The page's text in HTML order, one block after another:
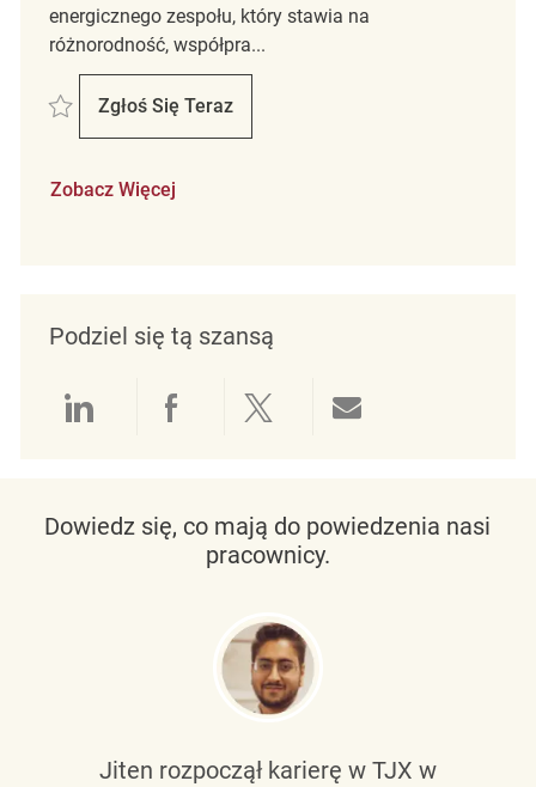
energicznego zespołu, który stawia na
różnorodność, współpra...
Zapisać Now Hiring Part-Time Associate R2324095
Zgłoś Się Teraz
Now Hiring Part-Time Associate
Zobacz Więcej
Podziel się tą szansą
Udostępnianie przez LinkedIn
Udostępnianie przez
Udostępnij przez
Dowiedz się, co mają do powiedzenia nasi
pracownicy.
Jiten rozpoczął karierę w TJX w